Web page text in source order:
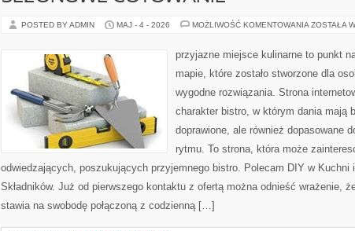
POSTED BY ADMIN MAJ - 4 - 2026 MOŻLIWOŚĆ KOMENTOWANIA ZOSTAŁA
przyjazne miejsce kulinarne to punkt
mapie, które zostało stworzone dla
wygodne rozwiązania. Strona
charakter bistro, w którym dania mają
doprawione, ale również dopasowane
rytmu. To strona, która może
odwiedzających, poszukujących przyjemnego bistro. Polecam DIY w Kuchni
Składników. Już od pierwszego kontaktu z ofertą można odnieść wrażenie,
stawia na swobodę połączoną z codzienną […]